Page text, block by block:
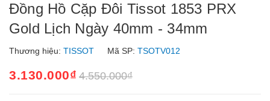
Đồng Hồ Cặp Đôi Tissot 1853 PRX
Gold Lịch Ngày 40mm - 34mm
Thương hiệu: TISSOT Mã SP: TSOTV012
3.130.000₫ 4.550.000₫